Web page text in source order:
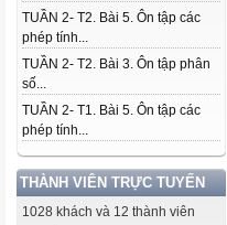
TUẦN 2- T2. Bài 5. Ôn tập các
phép tính...
TUẦN 2- T2. Bài 3. Ôn tập phân
số...
TUẦN 2- T1. Bài 5. Ôn tập các
phép tính...
THÀNH VIÊN TRỰC TUYẾN
1028 khách và 12 thành viên